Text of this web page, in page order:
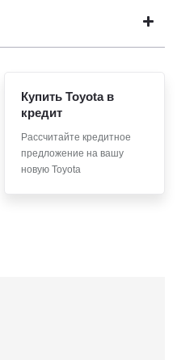
Купить Toyota в
кредит
Рассчитайте кредитное
предложение на вашу
новую Toyota